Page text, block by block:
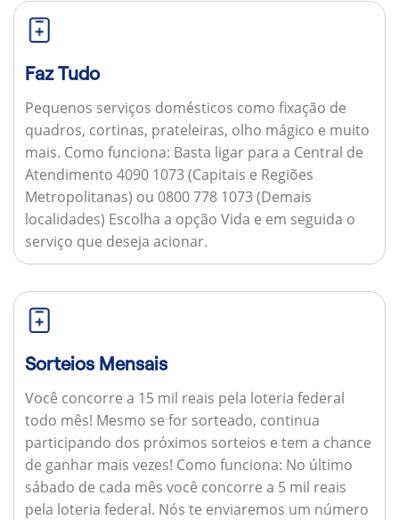
Faz Tudo
Pequenos serviços domésticos como fixação de
quadros, cortinas, prateleiras, olho mágico e muito
mais. Como funciona: Basta ligar para a Central de
Atendimento 4090 1073 (Capitais e Regiões
Metropolitanas) ou 0800 778 1073 (Demais
localidades) Escolha a opção Vida e em seguida o
serviço que deseja acionar.
Sorteios Mensais
Você concorre a 15 mil reais pela loteria federal
todo mês! Mesmo se for sorteado, continua
participando dos próximos sorteios e tem a chance
de ganhar mais vezes! Como funciona: No último
sábado de cada mês você concorre a 5 mil reais
pela loteria federal. Nós te enviaremos um número